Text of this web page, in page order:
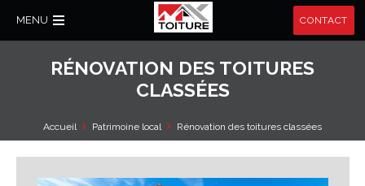
MENU CONTACT
RÉNOVATION DES TOITURES
CLASSÉES
Accueil Patrimoine local Rénovation des toitures classées